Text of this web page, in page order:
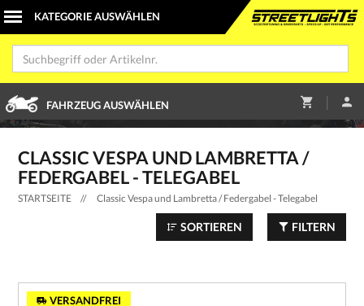
FAHRZEUG AUSWÄHLEN |
CLASSIC VESPA UND LAMBRETTA /
FEDERGABEL - TELEGABEL
STARTSEITE // Classic Vespa und Lambretta / Federgabel - Telegabel
SORTIEREN FILTERN
VERSANDFREI